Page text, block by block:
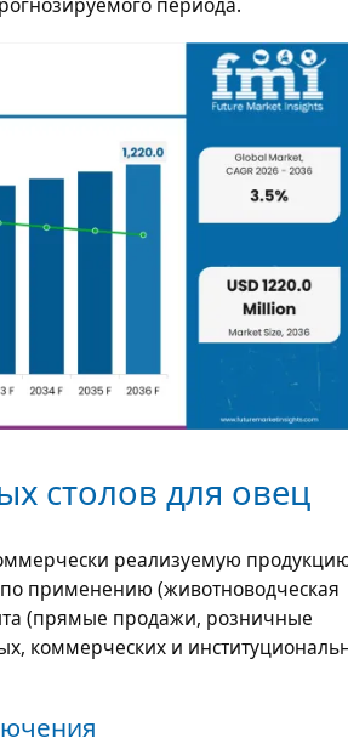
столов для овец
реализуемую
применению (животноводческая
(прямые продажи, розничные
коммерческих и